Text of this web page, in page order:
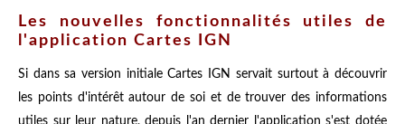
Les nouvelles fonctionnalités utiles de
l'application Cartes IGN
Si dans sa version initiale Cartes IGN servait surtout à découvrir
les points d'intérêt autour de soi et de trouver des informations
utiles sur leur nature, depuis l'an dernier l'application s'est dotée